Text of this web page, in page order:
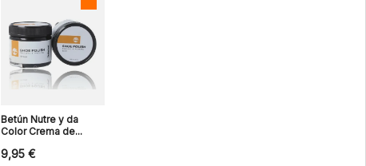
Betún Nutre y da
Color Crema de...
9,95 €